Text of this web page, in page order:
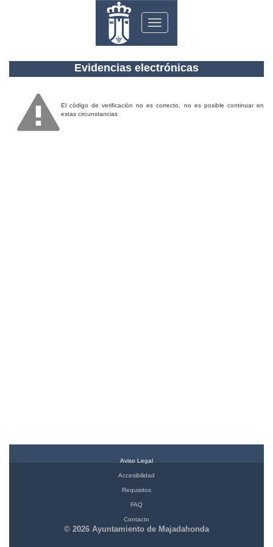
Toggle
navigation
Evidencias electrónicas
El código de verificación no es correcto, no es posible continuar en
estas circunstancias
Aviso Legal
Accesibilidad
Requisitos
FAQ
Contacto
© 2026 Ayuntamiento de Majadahonda